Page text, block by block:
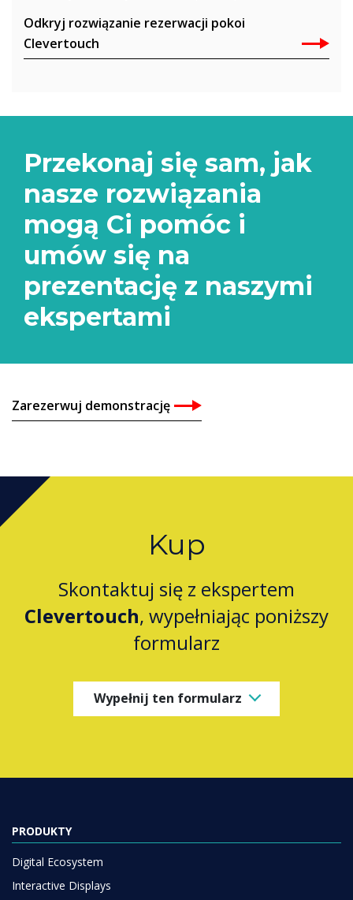
Odkryj rozwiązanie rezerwacji pokoi
Clevertouch
Przekonaj się sam, jak
nasze rozwiązania
mogą Ci pomóc i
umów się na
prezentację z naszymi
ekspertami
Zarezerwuj demonstrację
Kup
Skontaktuj się z ekspertem
Clevertouch, wypełniając poniższy
formularz
Wypełnij ten formularz
PRODUKTY
Digital Ecosystem
Interactive Displays